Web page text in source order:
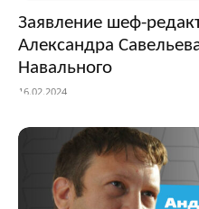
Заявление шеф-
Александра
Навального
16.02.2024